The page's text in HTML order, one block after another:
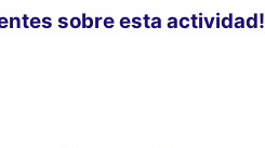
sobre esta actividad!